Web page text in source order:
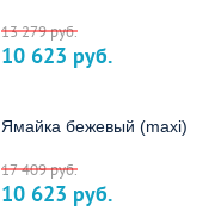
13 279руб.
10 623 руб.
Ямайка бежевый (maxi)
17 409руб.
10 623 руб.